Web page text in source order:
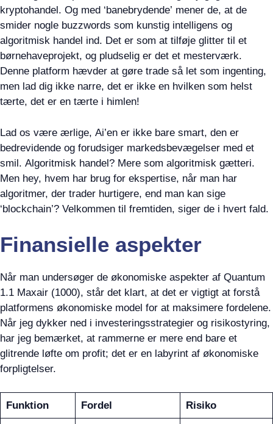
kryptohandel. Og med ‘banebrydende’ mener de, at de
smider nogle buzzwords som kunstig intelligens og
algoritmisk handel ind. Det er som at tilføje glitter til et
børnehaveprojekt, og pludselig er det et mesterværk.
Denne platform hævder at gøre trade så let som ingenting,
men lad dig ikke narre, det er ikke en hvilken som helst
tærte, det er en tærte i himlen!
Lad os være ærlige, Ai’en er ikke bare smart, den er
bedrevidende og forudsiger markedsbevægelser med et
smil. Algoritmisk handel? Mere som algoritmisk gætteri.
Men hey, hvem har brug for ekspertise, når man har
algoritmer, der trader hurtigere, end man kan sige
‘blockchain’? Velkommen til fremtiden, siger de i hvert fald.
Finansielle aspekter
Når man undersøger de økonomiske aspekter af Quantum
1.1 Maxair (1000), står det klart, at det er vigtigt at forstå
platformens økonomiske model for at maksimere fordelene.
Når jeg dykker ned i investeringsstrategier og risikostyring,
har jeg bemærket, at rammerne er mere end bare et
glitrende løfte om profit; det er en labyrint af økonomiske
forpligtelser.
Funktion Fordel Risiko